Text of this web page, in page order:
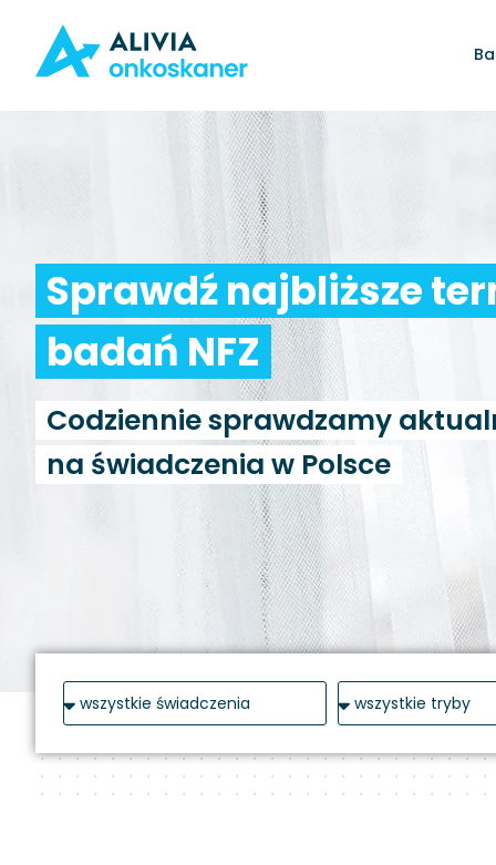
Sprawdź najbliższe
badań NFZ
Codziennie sprawdzamy
na świadczenia w Polsce